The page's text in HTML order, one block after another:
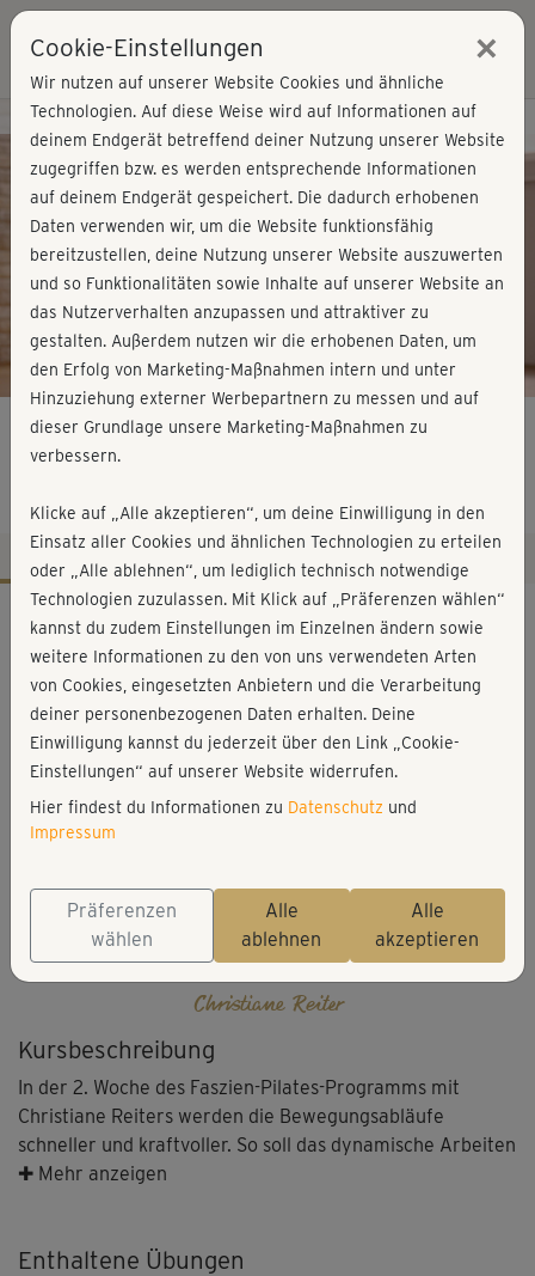
Play
Video
Kursvorschau - Jetzt mitmachen!
Faszien-Pilates - Woche 2
Kursbeschreibung
In der 2. Woche des Faszien-Pilates-Programms mit
Christiane Reiters werden die Bewegungsabläufe
schneller und kraftvoller. So soll das dynamische Arbeiten
deines faszialen Systems gefördert werden. Achte auf
herausfordernder werden.
✚ Mehr anzeigen
Enthaltene Übungen
Workout-Facts
leicht
1 Min
Christiane Reiter
Christiane Reiter
Cookie-Einstellungen ×
Wir nutzen auf unserer Website Cookies und ähnliche
Technologien. Auf diese Weise wird auf Informationen auf
deinem Endgerät betreffend deiner Nutzung unserer Website
zugegriffen bzw. es werden entsprechende Informationen
auf deinem Endgerät gespeichert. Die dadurch erhobenen
Daten verwenden wir, um die Website funktionsfähig
bereitzustellen, deine Nutzung unserer Website auszuwerten
und so Funktionalitäten sowie Inhalte auf unserer Website an
das Nutzerverhalten anzupassen und attraktiver zu
gestalten. Außerdem nutzen wir die erhobenen Daten, um
den Erfolg von Marketing-Maßnahmen intern und unter
Hinzuziehung externer Werbepartnern zu messen und auf
dieser Grundlage unsere Marketing-Maßnahmen zu
verbessern.
Klicke auf „Alle akzeptieren“, um deine Einwilligung in den
Einsatz aller Cookies und ähnlichen Technologien zu erteilen
oder „Alle ablehnen“, um lediglich technisch notwendige
Technologien zuzulassen. Mit Klick auf „Präferenzen wählen“
kannst du zudem Einstellungen im Einzelnen ändern sowie
weitere Informationen zu den von uns verwendeten Arten
von Cookies, eingesetzten Anbietern und die Verarbeitung
deiner personenbezogenen Daten erhalten. Deine
Einwilligung kannst du jederzeit über den Link „Cookie-
Einstellungen“ auf unserer Website widerrufen.
Hier findest du Informationen zu Datenschutz und
Impressum
Präferenzen
wählen
Alle
ablehnen
Alle
akzeptieren